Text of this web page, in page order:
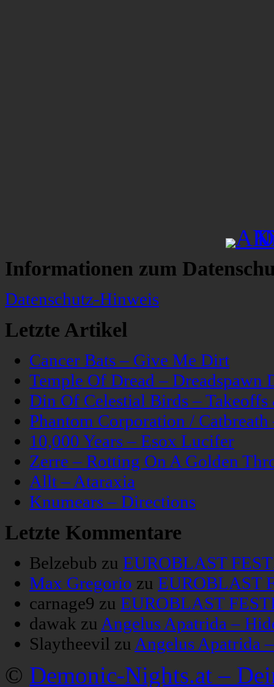
Informationen zum
Datenschutz-Hinweis
Letzte Artikel
Cancer Bats – Give Me Dirt
Temple Of Dread – Dreadspawn
Din Of Celestial Birds –
Phantom Corporation /
10,000 Years – Esox Lucifer
Zerre – Rotting On A Golden
Allt – Ataraxia
Knumears – Directions
Letzte Kommentare
Belzebub zu EUROBLAST
Max Gregorio zu EUROBLAST
carnage9 zu EUROBLAST
dawak zu Angelus Apatrida –
Slaytheevil zu Angelus Apatrida
© Demonic-Nights.at –